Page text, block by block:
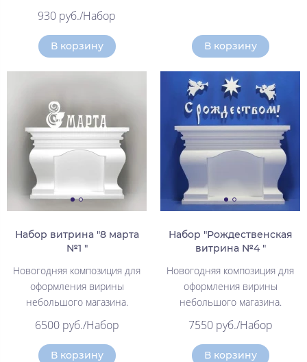
930 руб./Набор
В корзину В корзину
Набор витрина "8 марта
№1 "
Новогодняя композиция для
оформления вирины
небольшого магазина.
6500 руб./Набор
В корзину
Набор "Рождественская
витрина №4 "
Новогодняя композиция для
оформления вирины
небольшого магазина.
7550 руб./Набор
В корзину